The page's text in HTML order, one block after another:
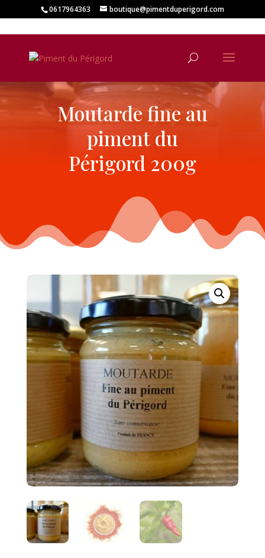
0617964363 boutique@pimentduperigord.com
Moutarde fine au
piment du
Périgord 200g